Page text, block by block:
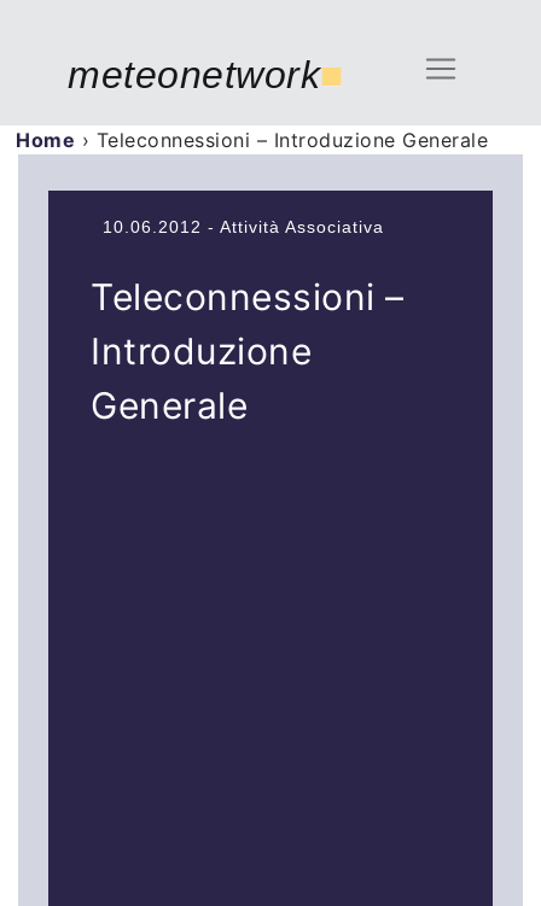
meteonetwork■
Home › Teleconnessioni – Introduzione Generale
10.06.2012 - Attività Associativa
Teleconnessioni –
Introduzione
Generale